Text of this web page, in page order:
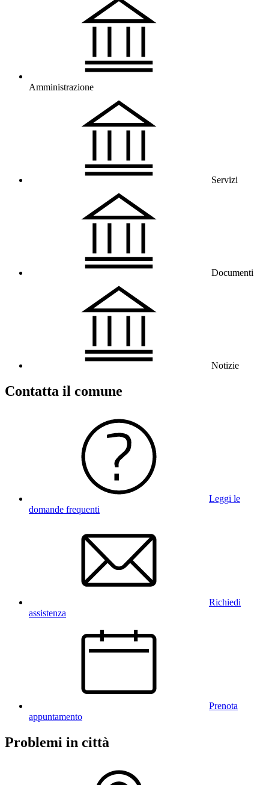
Amministrazione
Servizi
Documenti
Notizie
Contatta il comune
Leggi le
domande frequenti
Richiedi
assistenza
Prenota
appuntamento
Problemi in città